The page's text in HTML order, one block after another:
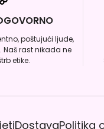
poštujući ljude,
Naš rast nikada ne
etike.
DostavaPolitika